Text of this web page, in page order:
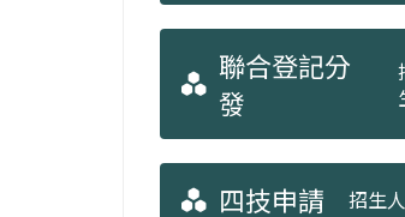
聯合登記分
發
四技申請 招生